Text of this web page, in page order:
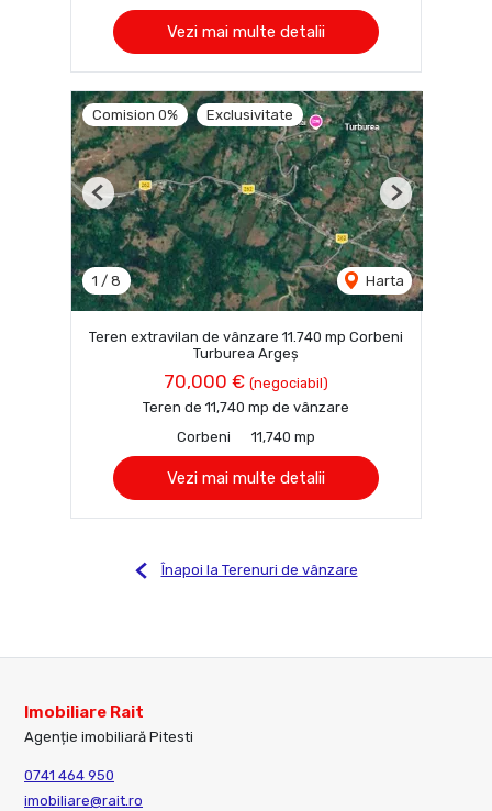
Vezi mai multe detalii
Comision 0% Exclusivitate
1 / 8 Harta
Previous Next
Teren extravilan de vânzare 11.740 mp Corbeni
Turburea Argeș
70,000 € (negociabil)
Teren de 11,740 mp de vânzare
Corbeni
11,740 mp
Vezi mai multe detalii
Înapoi la Terenuri de vânzare
Imobiliare Rait
Agenție imobiliară Pitesti
0741 464 950
imobiliare@rait.ro